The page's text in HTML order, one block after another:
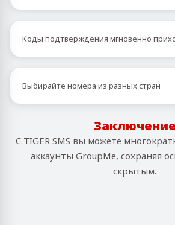
Коды подтверждения мгновенно
Выбирайте номера из разных стран
Заключение
С TIGER SMS вы можете
аккаунты GroupMe, сохраняя
скрытым.